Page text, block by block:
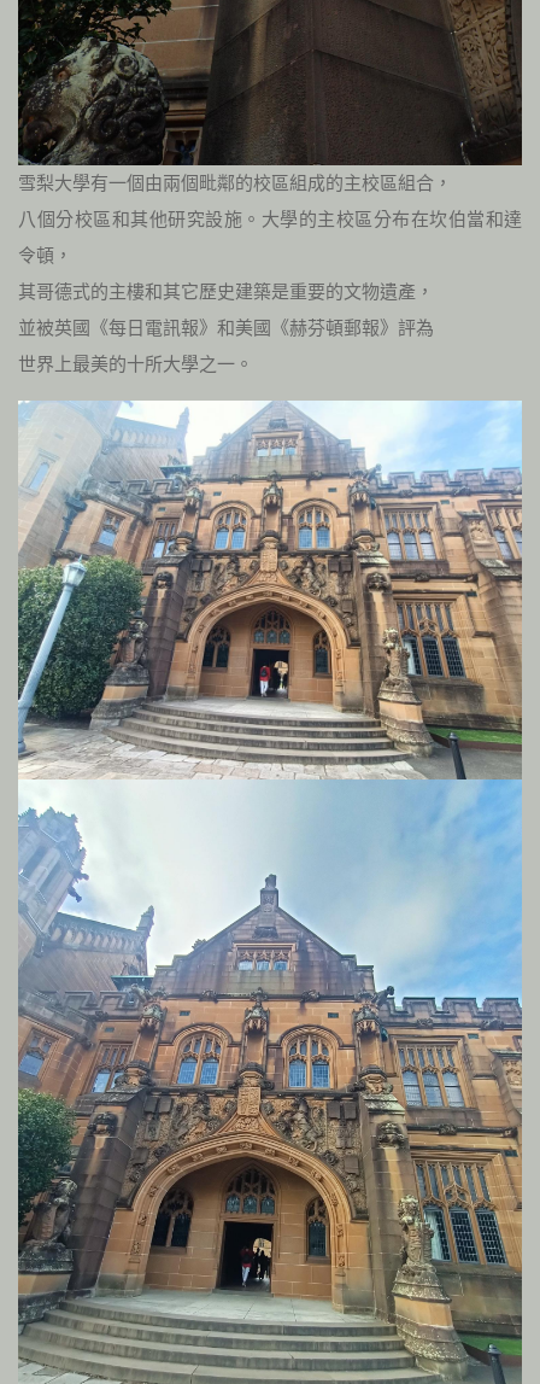
雪梨大學有一個由兩個毗鄰的校區組成的主校區組合，
八個分校區和其他研究設施。大學的主校區分布在坎伯當和達
令頓，
其哥德式的主樓和其它歷史建築是重要的文物遺產，
並被英國《每日電訊報》和美國《赫芬頓郵報》評為
世界上最美的十所大學之一。